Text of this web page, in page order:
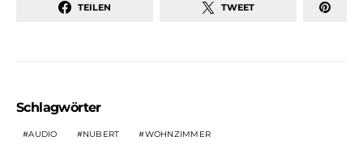
TEILEN TWEET
Schlagwörter
AUDIO NUBERT WOHNZIMMER